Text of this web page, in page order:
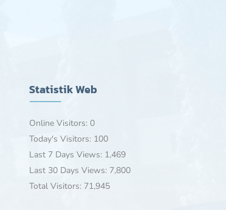
Statistik Web
Online Visitors: 0
Today's Visitors: 100
Last 7 Days Views: 1,469
Last 30 Days Views: 7,800
Total Visitors: 71,945